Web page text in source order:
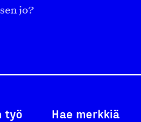
jo?
työ Hae merkkiä